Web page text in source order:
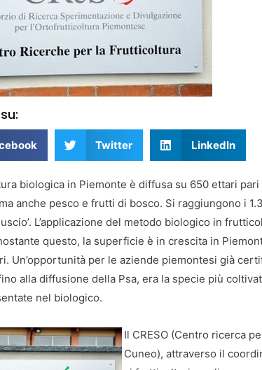
Twitter LinkedIn
biologica in Piemonte è diffusa su 650 ettari
anche pesco e frutti di bosco. Si raggiungono i
L’applicazione del metodo biologico in
questo, la superficie è in crescita in
Un’opportunità per le aziende piemontesi già
fino alla diffusione della Psa, era la specie più
nel biologico.
Il CRESO (Centro ricerca
Cuneo), attraverso il